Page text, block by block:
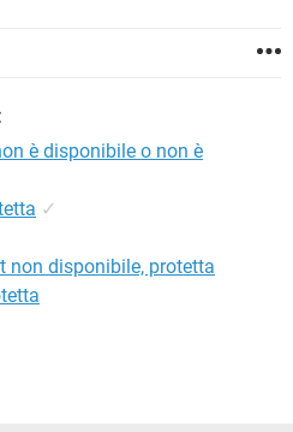
è disponibile o non è
✓
non disponibile, protetta